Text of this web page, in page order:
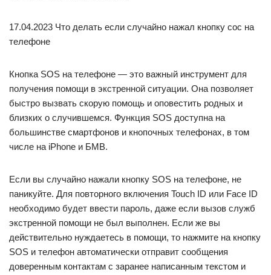
17.04.2023 Что делать если случайно нажал кнопку сос на
телефоне
Кнопка SOS на телефоне — это важный инструмент для
получения помощи в экстренной ситуации. Она позволяет
быстро вызвать скорую помощь и оповестить родных и
близких о случившемся. Функция SOS доступна на
большинстве смартфонов и кнопочных телефонах, в том
числе на iPhone и БМВ.
Если вы случайно нажали кнопку SOS на телефоне, не
паникуйте. Для повторного включения Touch ID или Face ID
необходимо будет ввести пароль, даже если вызов служб
экстренной помощи не был выполнен. Если же вы
действительно нуждаетесь в помощи, то нажмите на кнопку
SOS и телефон автоматически отправит сообщения
доверенным контактам с заранее написанным текстом и